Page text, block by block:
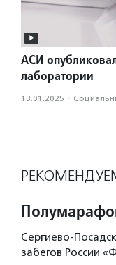
АСИ
лаборатории
13.01.2025 ·
Сергиево-
забегов России